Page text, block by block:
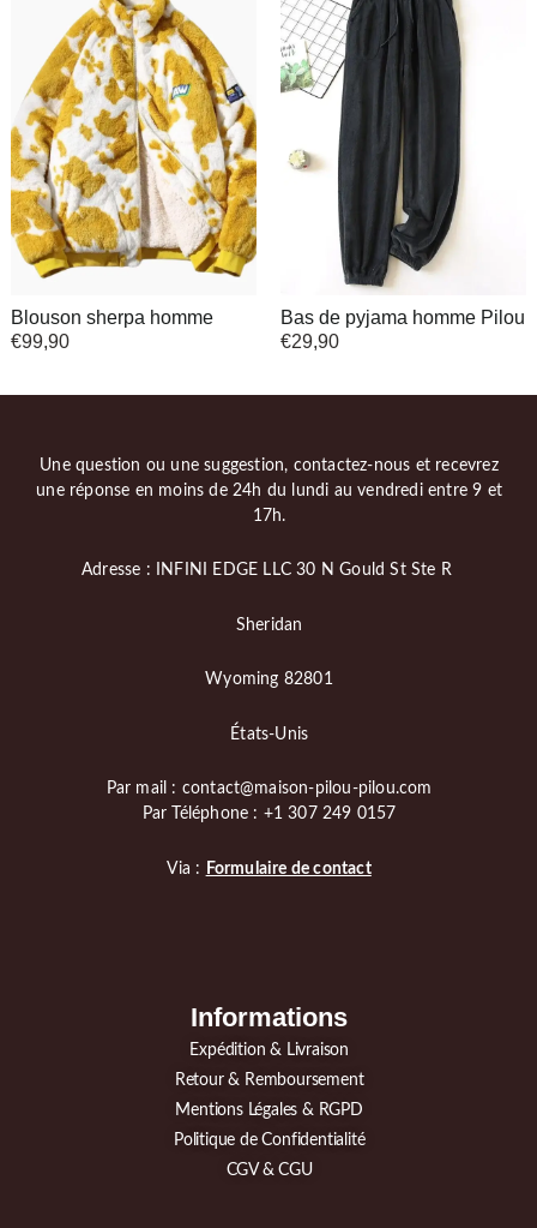
Blouson sherpa homme
€99,90
Bas de pyjama homme Pilou
€29,90
Une question ou une suggestion, contactez-nous et recevrez
une réponse en moins de 24h du lundi au vendredi entre 9 et
17h.
Adresse : INFINI EDGE LLC 30 N Gould St Ste R
Sheridan
Wyoming 82801
États-Unis
Par mail : contact@maison-pilou-pilou.com
Par Téléphone : +1 307 249 0157
Via : Formulaire de contact
Informations
Expédition & Livraison
Retour & Remboursement
Mentions Légales & RGPD
Politique de Confidentialité
CGV & CGU